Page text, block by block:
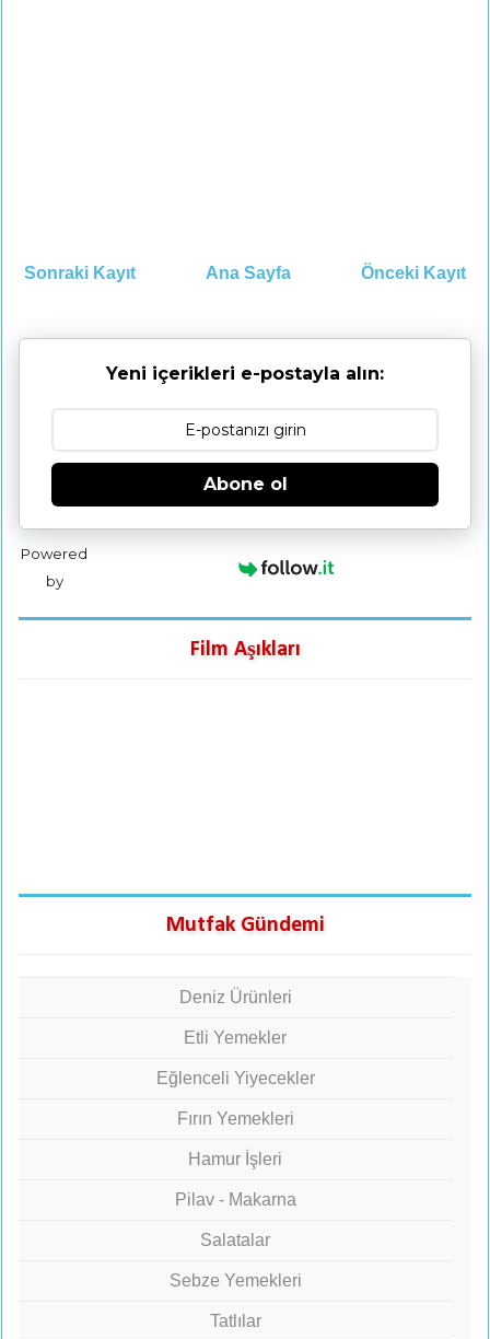
Sonraki Kayıt Önceki Kayıt
Ana Sayfa
Yeni içerikleri e-postayla alın:
Abone ol
Powered
by
Film Aşıkları
Mutfak Gündemi
Deniz Ürünleri
Etli Yemekler
Eğlenceli Yiyecekler
Fırın Yemekleri
Hamur İşleri
Pilav - Makarna
Salatalar
Sebze Yemekleri
Tatlılar